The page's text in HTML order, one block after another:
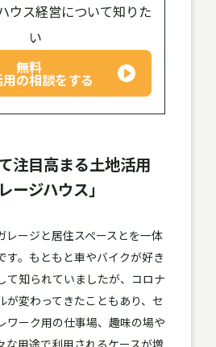
ウス経営について知りた
い
無料
の相談をする
注目高まる土地活用
ージハウス」
レージと居住スペースとを一体
す。もともと車やバイクが好き
て知られていましたが、コロナ
が変わってきたこともあり、セ
ワーク用の仕事場、趣味の場や